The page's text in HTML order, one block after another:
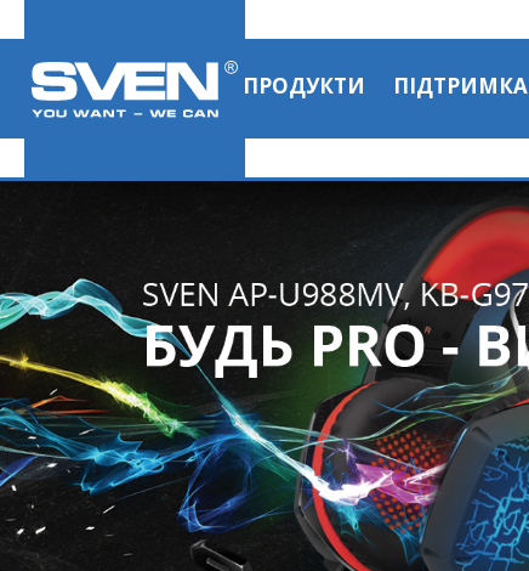
ПРОДУКТИ ПІДТРИМКА